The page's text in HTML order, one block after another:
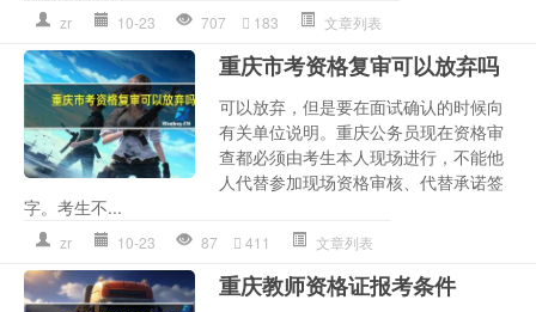
zr 10-23 707 183 文章列表
重庆市考资格复审可以放弃吗
可以放弃，但是要在面试确认的时候向
有关单位说明。重庆公务员现在资格审
查都必须由考生本人现场进行，不能他
人代替参加现场资格审核、代替承诺签
字。考生不...
zr 10-23 87 411 文章列表
重庆教师资格证报考条件